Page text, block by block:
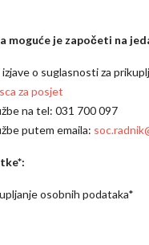
moguće je započeti na
o suglasnosti za
za posjet
na tel: 031 700 097
putem emaila:
osobnih podataka*